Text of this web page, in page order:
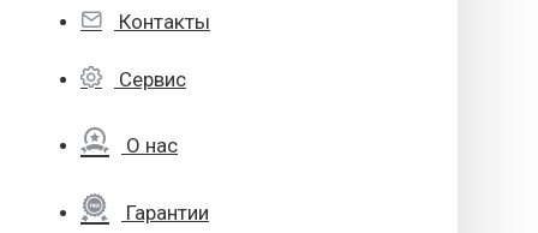
Контакты
Сервис
О нас
Гарантии